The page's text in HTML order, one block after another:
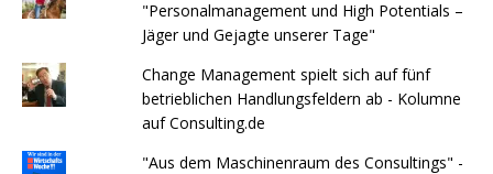
"Personalmanagement und High Potentials –
Jäger und Gejagte unserer Tage"
Change Management spielt sich auf fünf
betrieblichen Handlungsfeldern ab - Kolumne
auf Consulting.de
"Aus dem Maschinenraum des Consultings" -